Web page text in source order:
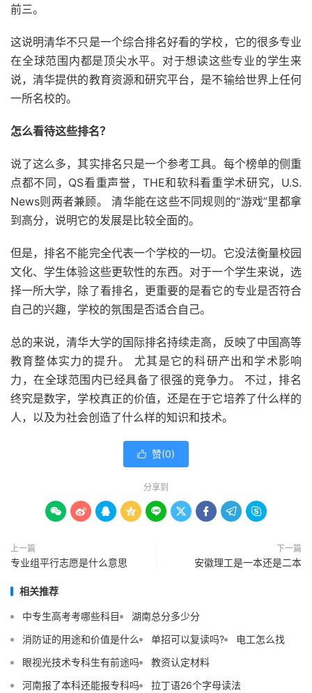
前三。
这说明清华不只是一个综合排名好看的学校，它的很多专业
在全球范围内都是顶尖水平。对于想读这些专业的学生来
说，清华提供的教育资源和研究平台，是不输给世界上任何
一所名校的。
怎么看待这些排名？
说了这么多，其实排名只是一个参考工具。每个榜单的侧重
点都不同，QS看重声誉，THE和软科看重学术研究，U.S.
News则两者兼顾。 清华能在这些不同规则的“游戏”里都拿
到高分，说明它的发展是比较全面的。
但是，排名不能完全代表一个学校的一切。它没法衡量校园
文化、学生体验这些更软性的东西。对于一个学生来说，选
择一所大学，除了看排名，更重要的是看它的专业是否符合
自己的兴趣，学校的氛围是否适合自己。
总的来说，清华大学的国际排名持续走高，反映了中国高等
教育整体实力的提升。 尤其是它的科研产出和学术影响
力，在全球范围内已经具备了很强的竞争力。 不过，排名
终究是数字，学校真正的价值，还是在于它培养了什么样的
人，以及为社会创造了什么样的知识和技术。
 赞(0)
分享到
        
上一篇
专业组平行志愿是什么意思
下一篇
安徽理工是一本还是二本
相关推荐
中专生高考考哪些科目
湖南总分多少分
消防证的用途和价值是什么
单招可以复读吗?
电工怎么找
眼视光技术专科生有前途吗
教资认定材料
河南报了本科还能报专科吗
拉丁语26个字母读法